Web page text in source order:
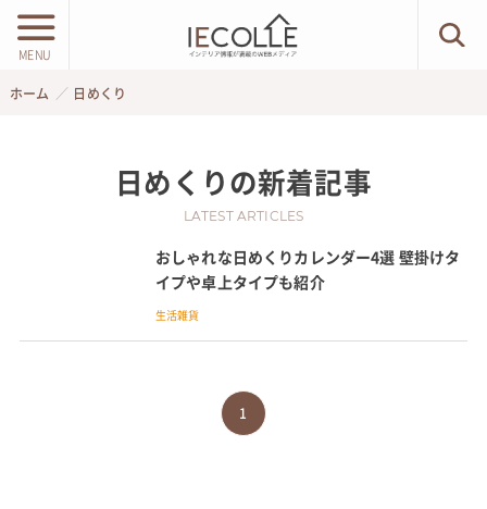
MENU
ホーム 日めくり
日めくりの新着記事
LATEST ARTICLES
おしゃれな日めくりカレンダー4選 壁掛けタ
イプや卓上タイプも紹介
生活雑貨
1